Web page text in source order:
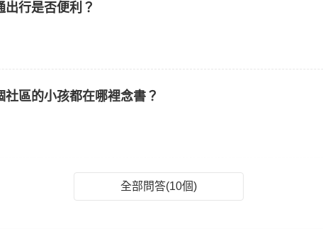
出行是否便利？
社區的小孩都在哪裡念書？
全部問答(10個)